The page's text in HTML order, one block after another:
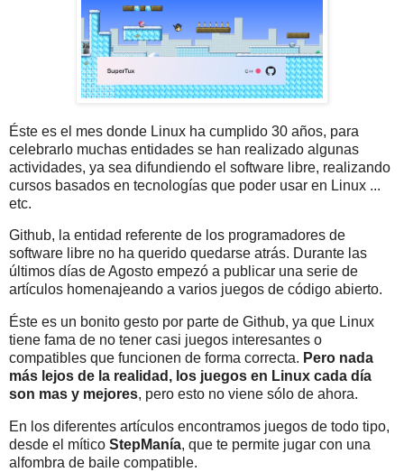
Éste es el mes donde Linux ha cumplido 30 años, para
celebrarlo muchas entidades se han realizado algunas
actividades, ya sea difundiendo el software libre, realizando
cursos basados en tecnologías que poder usar en Linux ...
etc.
Github, la entidad referente de los programadores de
software libre no ha querido quedarse atrás. Durante las
últimos días de Agosto empezó a publicar una serie de
artículos homenajeando a varios juegos de código abierto.
Éste es un bonito gesto por parte de Github, ya que Linux
tiene fama de no tener casi juegos interesantes o
compatibles que funcionen de forma correcta. Pero nada
más lejos de la realidad, los juegos en Linux cada día
son mas y mejores, pero esto no viene sólo de ahora.
En los diferentes artículos encontramos juegos de todo tipo,
desde el mítico StepManía, que te permite jugar con una
alfombra de baile compatible.